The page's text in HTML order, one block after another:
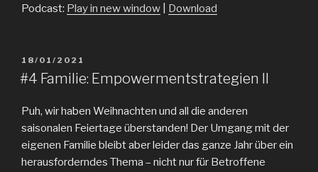
Podcast: Play in new window Download
POSTED
ON
18/01/2021
#4 Familie: Empowermentstrategien II
Puh, wir haben Weihnachten und all die anderen
saisonalen Feiertage überstanden! Der Umgang mit der
eigenen Familie bleibt aber leider das ganze Jahr über ein
herausforderndes Thema – nicht nur für Betroffene